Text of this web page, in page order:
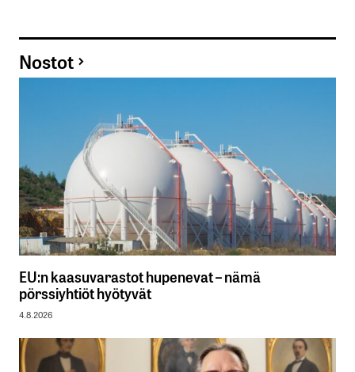
Nostot
EU:n kaasuvarastot hupenevat – nämä
pörssiyhtiöt hyötyvät
4.8.2026